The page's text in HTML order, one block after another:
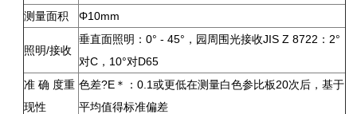
测量面积
Φ10mm
照明/接收
垂直面照明：0° - 45°，园周围光接收JIS Z 8722：2°
对C，10°对D65
准 确 度重
现性
色差?E＊：0.1或更低在测量白色参比板20次后，基于
平均值得标准偏差